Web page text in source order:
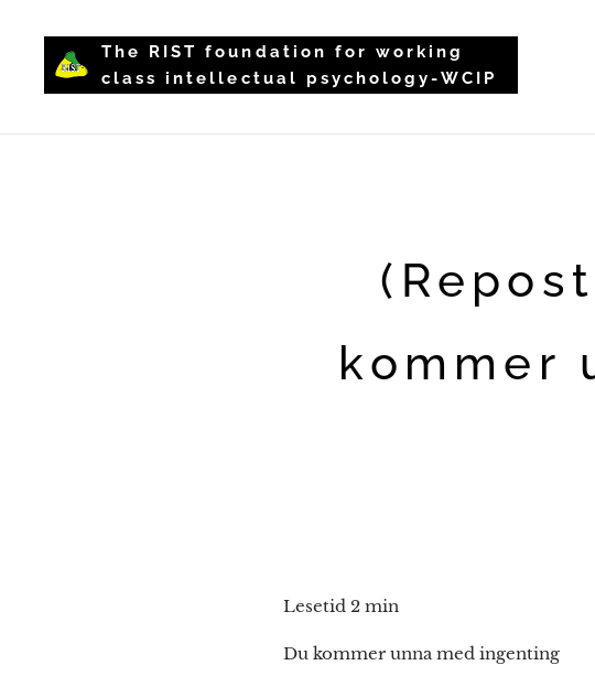
The RIST foundation for working
class intellectual psychology-WCIP
kommer
Lesetid 2 min
Du kommer unna med ingenting